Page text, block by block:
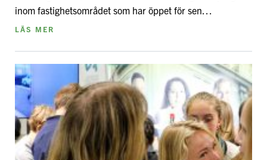
inom fastighetsområdet som har öppet för sen…
LÄS MER